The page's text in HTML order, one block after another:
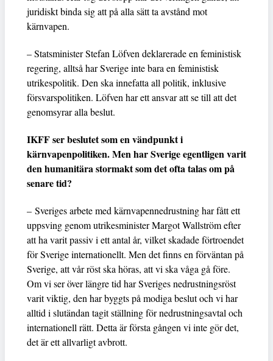
juridiskt binda sig att på alla sätt ta avstånd mot
kärnvapen.
– Statsminister Stefan Löfven deklarerade en feministisk
regering, alltså har Sverige inte bara en feministisk
utrikespolitik. Den ska innefatta all politik, inklusive
försvarspolitiken. Löfven har ett ansvar att se till att det
genomsyrar alla beslut.
IKFF ser beslutet som en vändpunkt i
kärnvapenpolitiken. Men har Sverige egentligen varit
den humanitära stormakt som det ofta talas om på
senare tid?
– Sveriges arbete med kärnvapennedrustning har fått ett
uppsving genom utrikesminister Margot Wallström efter
att ha varit passiv i ett antal år, vilket skadade förtroendet
för Sverige internationellt. Men det finns en förväntan på
Sverige, att vår röst ska höras, att vi ska våga gå före.
Om vi ser över längre tid har Sveriges nedrustningsröst
varit viktig, den har byggts på modiga beslut och vi har
alltid i slutändan tagit ställning för nedrustningsavtal och
internationell rätt. Detta är första gången vi inte gör det,
det är ett allvarligt avbrott.